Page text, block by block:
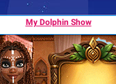
My Dolphin Show